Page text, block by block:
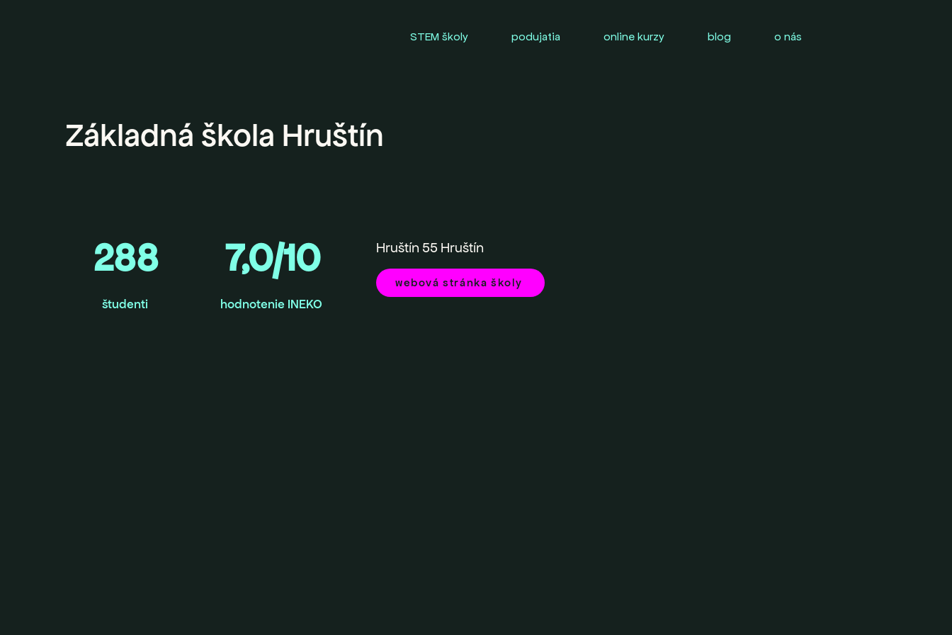
STEM školy podujatia online kurzy blog o nás
Základná škola Hruštín
288
študenti
7,0/10
hodnotenie INEKO
Hruštín 55 Hruštín
webová stránka školy